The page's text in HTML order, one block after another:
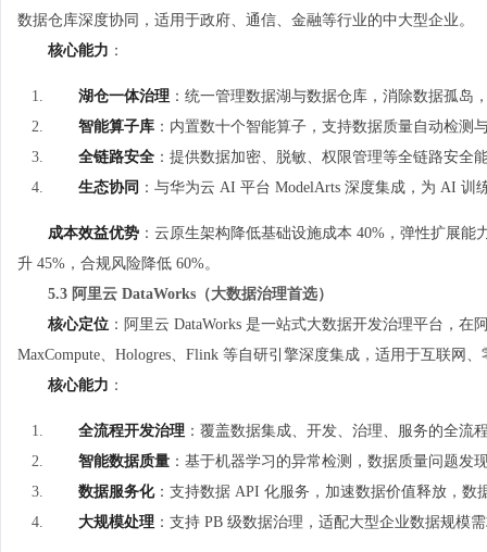
数据仓库深度协同，适用于政府、通信、金融等行业的中大型企业。
核心能力 ：
湖仓一体治理 ：统一管理数据湖与数据仓库，消除数据孤岛
智能算子库 ：内置数十个智能算子，支持数据质量自动检测
全链路安全 ：提供数据加密、脱敏、权限管理等全链路安全
生态协同 ：与华为云 AI 平台 ModelArts 深度集成，为 AI 训
成本效益优势 ：云原生架构降低基础设施成本 40%，弹性扩展
升 45%，合规风险降低 60%。
5.3 阿里云 DataWorks（大数据治理首选）
核心定位 ：阿里云 DataWorks 是一站式大数据开发治理平台，
MaxCompute、Hologres、Flink 等自研引擎深度集成，适用于互联网
核心能力 ：
全流程开发治理 ：覆盖数据集成、开发、治理、服务的全流
智能数据质量 ：基于机器学习的异常检测，数据质量问题发
数据服务化：支持数据 API 化服务，加速数据价值释放，数
大规模处理 ：支持 PB 级数据治理，适配大型企业数据规模